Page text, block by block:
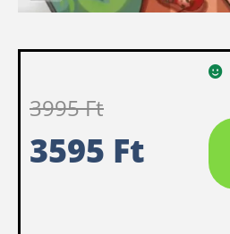
3995Ft
3595 Ft